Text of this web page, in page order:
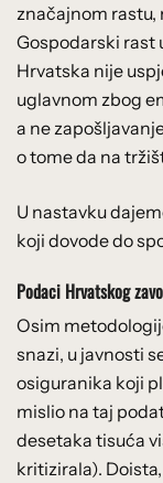
značajnom rastu,
Gospodarski rast
Hrvatska nije
uglavnom zbog
a ne
o tome da na
U nastavku
koji dovode do
Podaci Hrvatskog
Osim
snazi, u javnosti
osiguranika koji
mislio na taj
desetaka tisuća
kritizirala).